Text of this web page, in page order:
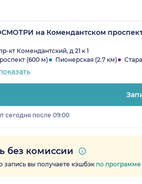
на Комендантском
кт Комендантский, д 21 к 1
(600 м)
Пионерская (2.7 км)
сегодня после 09:00
без комиссии
запись вы получаете кэшбэк по программе